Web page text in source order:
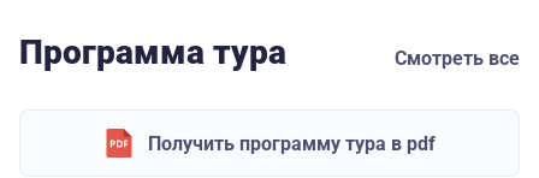
Программа тура Смотреть все
Получить программу тура в pdf